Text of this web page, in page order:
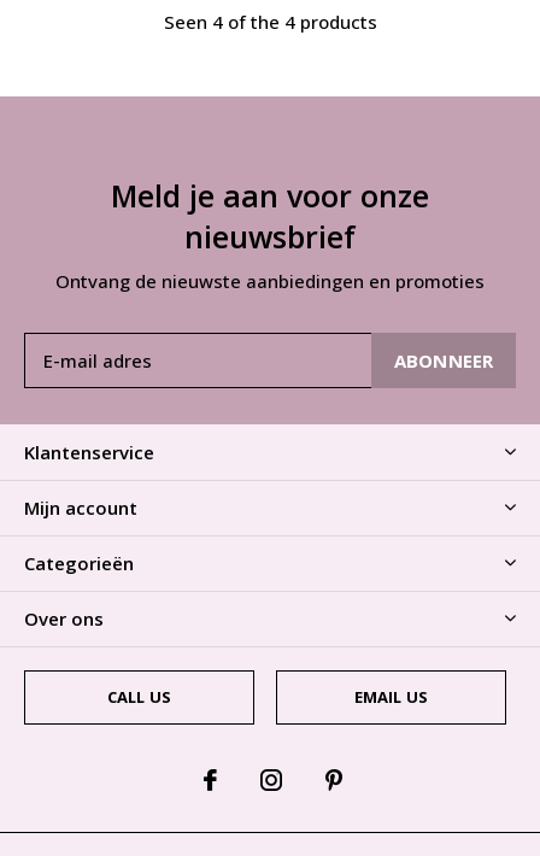
Seen 4 of the 4 products
Meld je aan voor onze
nieuwsbrief
Ontvang de nieuwste aanbiedingen en promoties
ABONNEER
Klantenservice
Mijn account
Categorieën
Over ons
CALL US EMAIL US